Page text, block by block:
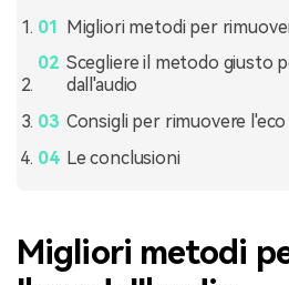
Migliori metodi per
Scegliere il metodo giusto
dall'audio
Consigli per rimuovere
Le conclusioni
Migliori metodi